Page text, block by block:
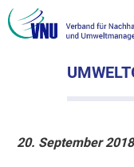
20. September